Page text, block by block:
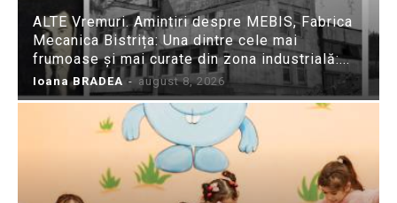
ALTE Vremuri. Amintiri despre MEBIS, Fabrica
Mecanica Bistrița: Una dintre cele mai
frumoase și mai curate din zona industrială:...
Ioana BRADEA - august 8, 2026